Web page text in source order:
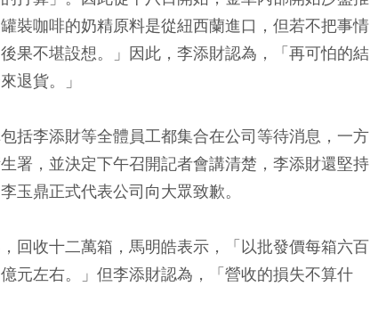
裝咖啡的奶精原料是從紐西蘭進口，但若不把事情
果不堪設想。」因此，李添財認為，「再可怕的結
退貨。」
括李添財等全體員工都集合在公司等待消息，一方
署，並決定下午召開記者會講清楚，李添財還堅持
玉鼎正式代表公司向大眾致歉。
回收十二萬箱，馬明皓表示，「以批發價每箱六百
元左右。」但李添財認為，「營收的損失不算什